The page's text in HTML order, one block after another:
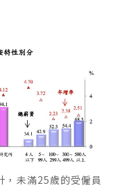
未滿25歲的受僱員